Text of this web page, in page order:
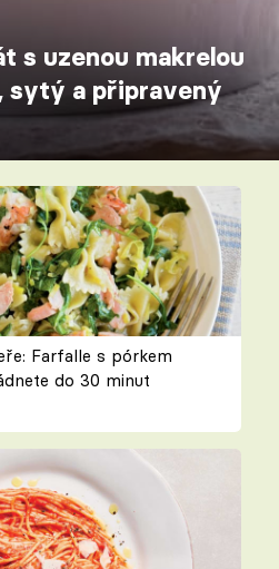
s uzenou makrelou
sytý a připravený
Farfalle s pórkem
do 30 minut